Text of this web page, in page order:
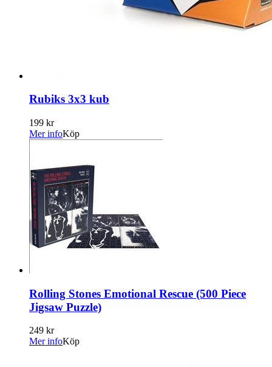
Rubiks 3x3 kub
199 kr
Mer infoKöp
Rolling Stones Emotional Rescue (500 Piece
Jigsaw Puzzle)
249 kr
Mer infoKöp